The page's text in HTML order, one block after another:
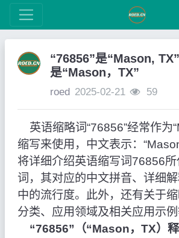
“76856”是“Mason,
是“Mason，TX”
roed 2025-02-21 59
英语缩略词“76856”经常作为
缩写来使用，中文表示：
将详细介绍英语缩写词76856
词，其对应的中文拼音、详细
中的流行度。此外，还有关于
分类、应用领域及相关应用示例
“76856”（“Mason，TX）